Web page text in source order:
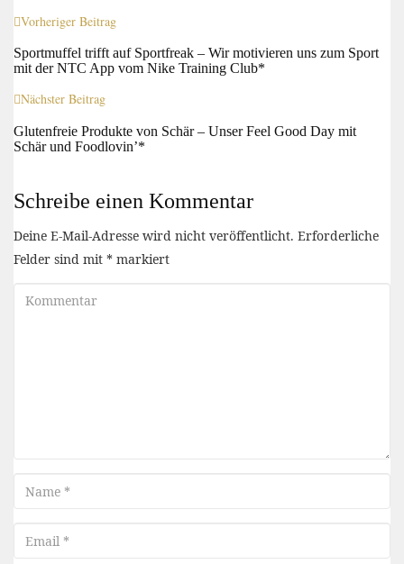
Vorheriger Beitrag
Sportmuffel trifft auf Sportfreak – Wir motivieren uns zum Sport
mit der NTC App vom Nike Training Club*
Nächster Beitrag
Glutenfreie Produkte von Schär – Unser Feel Good Day mit
Schär und Foodlovin’*
Schreibe einen Kommentar
Deine E-Mail-Adresse wird nicht veröffentlicht. Erforderliche
Felder sind mit * markiert
Kommentar
Name
Email